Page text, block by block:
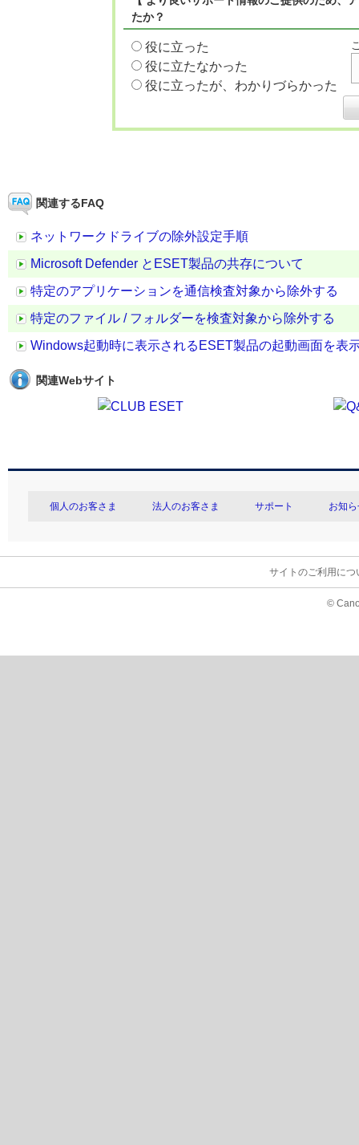
たか？
役に立った
役に立たなかった
役に立ったが、わかりづらかった
関連するFAQ
ネットワークドライブの除外設定手順
Microsoft Defender とESET製品の共存について
特定のアプリケーションを通信検査対象から除外する
特定のファイル / フォルダーを検査対象から除外する
Windows起動時に表示されるESET製品の起動画面を表
関連Webサイト
個人のお客さま 法人のお客さま サポート お知
サイトのご利用につ
©